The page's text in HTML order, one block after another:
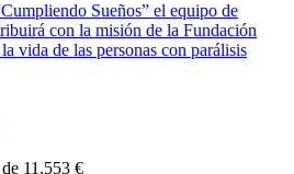
Sueños” el equipo de
con la misión de la Fundación
vida de las personas con parálisis
11.553 €